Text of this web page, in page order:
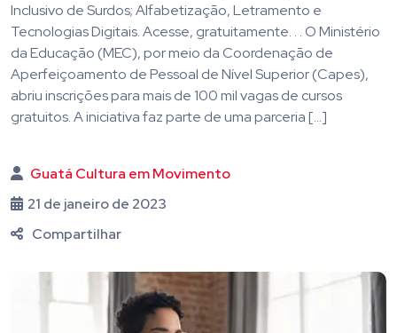
Inclusivo de Surdos; Alfabetização, Letramento e
Tecnologias Digitais. Acesse, gratuitamente. . . O Ministério
da Educação (MEC), por meio da Coordenação de
Aperfeiçoamento de Pessoal de Nível Superior (Capes),
abriu inscrições para mais de 100 mil vagas de cursos
gratuitos. A iniciativa faz parte de uma parceria […]
Guatá Cultura em Movimento
21 de janeiro de 2023
Compartilhar